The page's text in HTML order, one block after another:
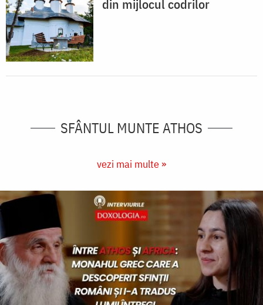
din mijlocul codrilor
SFÂNTUL MUNTE ATHOS
vezi mai multe »